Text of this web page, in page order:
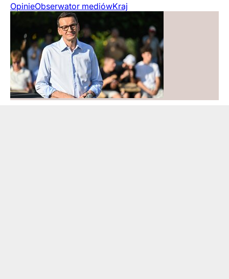
OpinieObserwator mediówKraj